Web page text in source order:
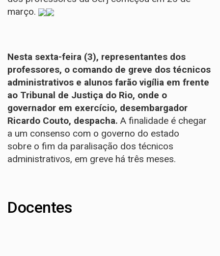
março.
Nesta sexta-feira (3), representantes dos
professores, o comando de greve dos técnicos
administrativos e alunos farão vigília em frente
ao Tribunal de Justiça do Rio, onde o
governador em exercício, desembargador
Ricardo Couto, despacha. A finalidade é chegar
a um consenso com o governo do estado
sobre o fim da paralisação dos técnicos
administrativos, em greve há três meses.
Docentes